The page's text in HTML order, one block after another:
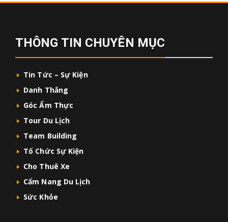
THÔNG TIN CHUYÊN MỤC
Tin Tức – Sự Kiện
Danh Thắng
Góc Ẩm Thực
Tour Du Lịch
Team Building
Tổ Chức Sự Kiện
Cho Thuê Xe
Cẩm Nang Du Lịch
Sức Khỏe